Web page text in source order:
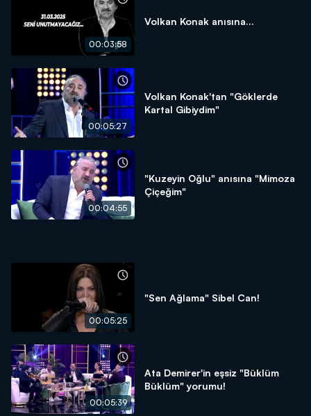
00:03:58
Volkan Konak anısına...
00:05:27
Volkan Konak'tan "Göklerde
Kartal Gibiydim"
00:04:55
"Kuzeyin Oğlu" anısına "Mimoza
Çiçeğim"
00:05:25
"Sen Ağlama" Sibel Can!
00:05:39
Ata Demirer'in eşsiz "Büklüm
Büklüm" yorumu!